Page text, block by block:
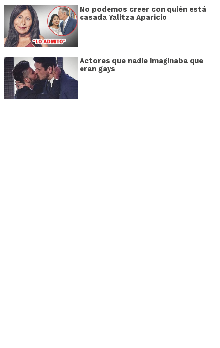
No podemos creer con quién está
casada Yalitza Aparicio
Actores que nadie imaginaba que
eran gays